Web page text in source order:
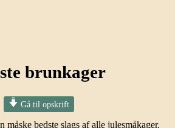
brunkager
Gå til opskrift
måske bedste slags af alle julesmåkager.